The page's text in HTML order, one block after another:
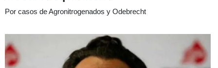
Por casos de Agronitrogenados y Odebrecht